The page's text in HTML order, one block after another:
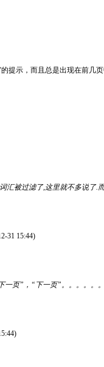
提示，而且总是出现在前几
汇被过滤了,这里就不多说了.
31 15:44)
页”，“下一页”。。。。。